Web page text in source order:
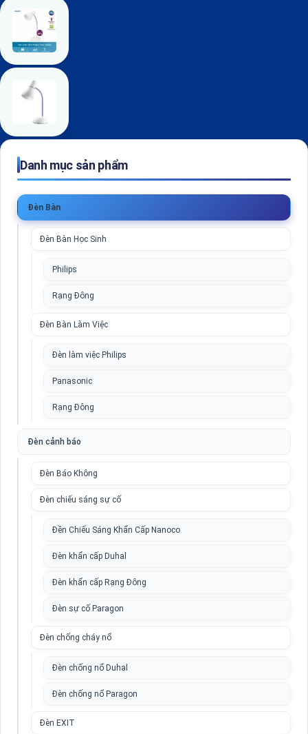
Danh mục sản phẩm
Đèn Bàn
Đèn Bàn Học Sinh
Philips
Rạng Đông
Đèn Bàn Làm Việc
Đèn làm việc Philips
Panasonic
Rạng Đông
Đèn cảnh báo
Đèn Báo Không
Đèn chiếu sáng sự cố
Đền Chiếu Sáng Khẩn Cấp Nanoco
Đèn khẩn cấp Duhal
Đèn khẩn cấp Rạng Đông
Đèn sự cố Paragon
Đèn chống cháy nổ
Đèn chống nổ Duhal
Đèn chống nổ Paragon
Đèn EXIT